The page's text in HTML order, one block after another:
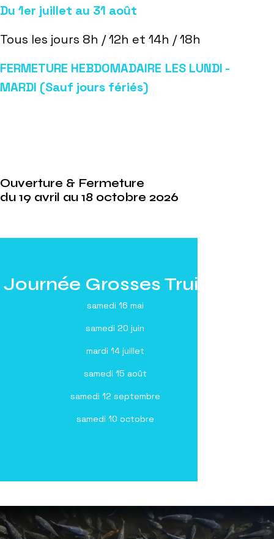
Du 1er juillet au 31 août
Tous les jours 8h / 12h et 14h / 18h
FERMETURE HEBDOMADAIRE LES LUNDI -
MARDI (Sauf jours fériés)
Ouverture & Fermeture
du 19 avril au 18 octobre 2026
Journée Grosses Truites
samedi 16 mai
samedi 20 juin
mardi 14 juillet
samedi 15 août
samedi 12 septembre
samedi 10 octobre